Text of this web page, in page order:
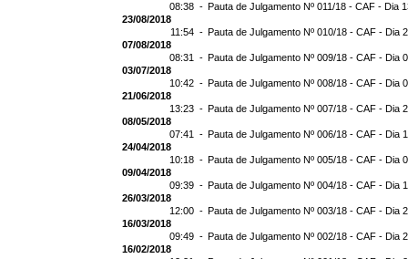
08:38 - Pauta de Julgamento Nº 011/18 - CAF - Dia
23/08/2018
11:54 - Pauta de Julgamento Nº 010/18 - CAF - Dia
07/08/2018
08:31 - Pauta de Julgamento Nº 009/18 - CAF - Dia
03/07/2018
10:42 - Pauta de Julgamento Nº 008/18 - CAF - Dia
21/06/2018
13:23 - Pauta de Julgamento Nº 007/18 - CAF - Dia
08/05/2018
07:41 - Pauta de Julgamento Nº 006/18 - CAF - Dia
24/04/2018
10:18 - Pauta de Julgamento Nº 005/18 - CAF - Dia
09/04/2018
09:39 - Pauta de Julgamento Nº 004/18 - CAF - Dia
26/03/2018
12:00 - Pauta de Julgamento Nº 003/18 - CAF - Dia
16/03/2018
09:49 - Pauta de Julgamento Nº 002/18 - CAF - Dia
16/02/2018